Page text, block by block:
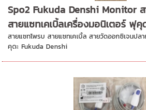
Spo2 Fukuda Denshi Monitor
สายแซทเคเบิ้ลเครื่องมอนิเตอร์ ฟุคุ
สายแซทโพรบ สายแซทเคเบิ้ล สายวัดออกซิเจนปล
คุดะ Fukuda Denshi